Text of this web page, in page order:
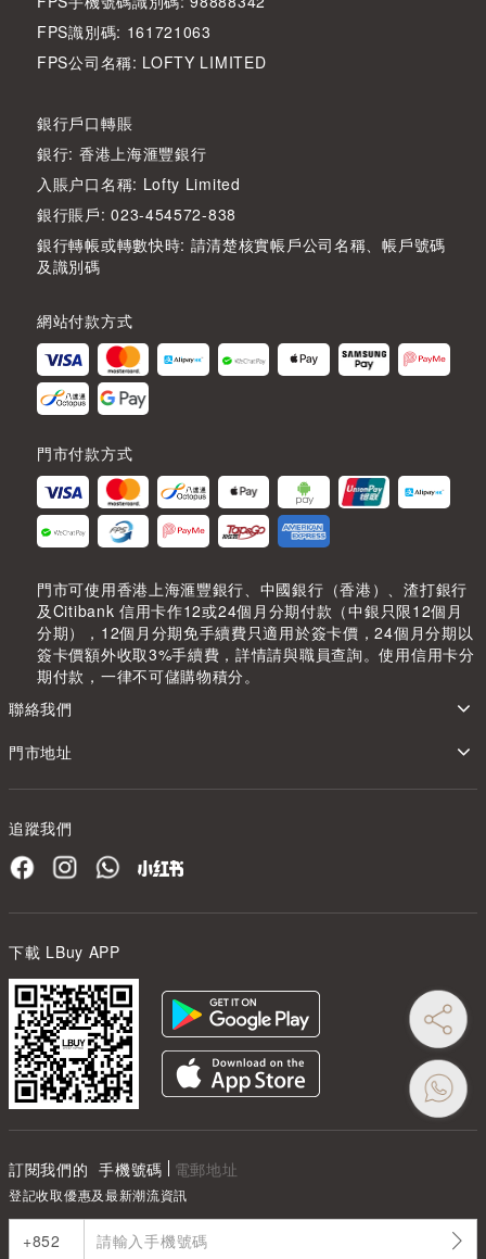
FPS識別碼: 161721063
FPS公司名稱: LOFTY LIMITED
銀行戶口轉賬
銀行: 香港上海滙豐銀行
入賬户口名稱: Lofty Limited
銀行賬戶: 023-454572-838
銀行轉帳或轉數快時: 請清楚核實帳戶公司名稱、帳戶號碼
及識別碼
網站付款方式
門市付款方式
門市可使用香港上海滙豐銀行、中國銀行（香港）、渣打銀行
及Citibank 信用卡作12或24個月分期付款（中銀只限12個月
分期），12個月分期免手續費只適用於簽卡價，24個月分期以
簽卡價額外收取3%手續費，詳情請與職員查詢。使用信用卡分
期付款，一律不可儲購物積分。
聯絡我們
門市地址
追蹤我們
下載 LBuy APP
訂閱我們的 手機號碼 電郵地址
登記收取優惠及最新潮流資訊